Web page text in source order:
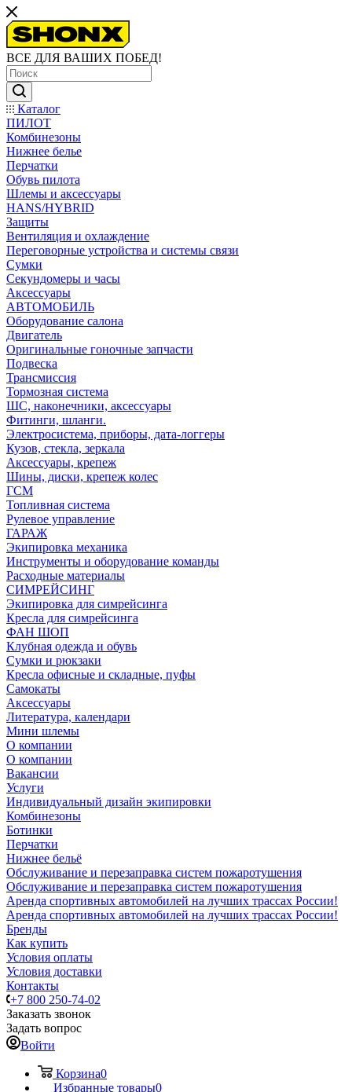
ВСЕ ДЛЯ ВАШИХ ПОБЕД!
Каталог
ПИЛОТ
Комбинезоны
Нижнее белье
Перчатки
Обувь пилота
Шлемы и аксессуары
HANS/HYBRID
Защиты
Вентиляция и охлаждение
Переговорные устройства и системы связи
Сумки
Секундомеры и часы
Аксессуары
АВТОМОБИЛЬ
Оборудование салона
Двигатель
Оригинальные гоночные запчасти
Подвеска
Трансмиссия
Тормозная система
ШС, наконечники, аксессуары
Фитинги, шланги.
Электросистема, приборы, дата-логгеры
Кузов, стекла, зеркала
Аксессуары, крепеж
Шины, диски, крепеж колес
ГСМ
Топливная система
Рулевое управление
ГАРАЖ
Экипировка механика
Инструменты и оборудование команды
Расходные материалы
СИМРЕЙСИНГ
Экипировка для симрейсинга
Кресла для симрейсинга
ФАН ШОП
Клубная одежда и обувь
Сумки и рюкзаки
Кресла офисные и складные, пуфы
Самокаты
Аксессуары
Литература, календари
Мини шлемы
О компании
О компании
Вакансии
Услуги
Индивидуальный дизайн экипировки
Комбинезоны
Ботинки
Перчатки
Нижнее бельё
Обслуживание и перезаправка систем пожаротушения
Обслуживание и перезаправка систем пожаротушения
Аренда спортивных автомобилей на лучших трассах России!
Аренда спортивных автомобилей на лучших трассах России!
Бренды
Как купить
Условия оплаты
Условия доставки
Контакты
+7 800 250-74-02
Заказать звонок
Задать вопрос
Войти
Корзина0
Избранные товары0